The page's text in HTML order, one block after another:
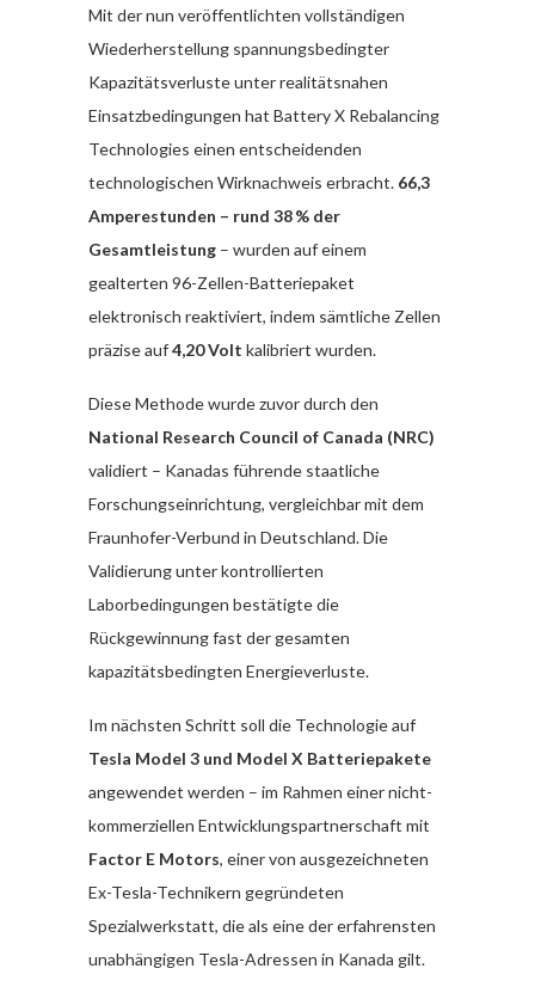
Mit der nun veröffentlichten vollständigen
Wiederherstellung spannungsbedingter
Kapazitätsverluste unter realitätsnahen
Einsatzbedingungen hat Battery X Rebalancing
Technologies einen entscheidenden
technologischen Wirknachweis erbracht. 66,3
Amperestunden – rund 38 % der
Gesamtleistung – wurden auf einem
gealterten 96-Zellen-Batteriepaket
elektronisch reaktiviert, indem sämtliche Zellen
präzise auf4,20 Volt kalibriert wurden.
Diese Methode wurde zuvor durch den
National Research Council of Canada (NRC)
validiert – Kanadas führende staatliche
Forschungseinrichtung, vergleichbar mit dem
Fraunhofer-Verbund in Deutschland. Die
Validierung unter kontrollierten
Laborbedingungen bestätigte die
Rückgewinnung fast der gesamten
kapazitätsbedingten Energieverluste.
Im nächsten Schritt soll die Technologie auf
Tesla Model 3 und Model X Batteriepakete
angewendet werden – im Rahmen einer nicht-
kommerziellen Entwicklungspartnerschaft mit
Factor E Motors, einer von ausgezeichneten
Ex-Tesla-Technikern gegründeten
Spezialwerkstatt, die als eine der erfahrensten
unabhängigen Tesla-Adressen in Kanada gilt.